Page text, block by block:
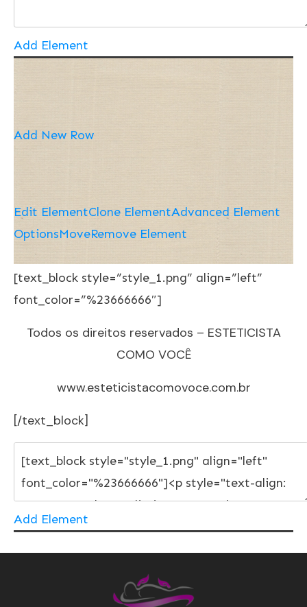
Add Element
Add New Row
Edit ElementClone ElementAdvanced Element
OptionsMoveRemove Element
[text_block style=”style_1.png” align=”left”
font_color=”%23666666″]
Todos os direitos reservados – ESTETICISTA
COMO VOCÊ
www.esteticistacomovoce.com.br
[/text_block]
Add Element